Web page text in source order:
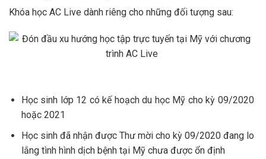
Khóa học AC Live dành riêng cho những đối tượng sau:
Học sinh lớp 12 có kế hoạch du học Mỹ cho kỳ 09/2020
hoặc 2021
Học sinh đã nhận được Thư mời cho kỳ 09/2020 đang lo
lắng tình hình dịch bệnh tại Mỹ chưa được ổn định